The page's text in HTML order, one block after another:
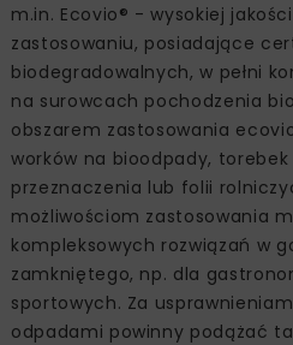
m.in. Ecovio® - wysokiej
zastosowaniu, posiadające
biodegradowalnych, w pełni
na surowcach pochodzenia
obszarem zastosowania
worków na bioodpady,
przeznaczenia lub folii
możliwościom zastosowania
kompleksowych rozwiązań w
zamkniętego, np. dla
sportowych. Za
odpadami powinny podążać